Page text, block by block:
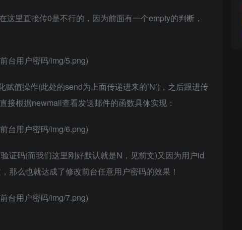
这里直接传0是不行的，因为前面有一个empty的判断，
台用户密码/img/5.png)
值操作(此处的send为上面传递进来的’N’)，之后跟进传
根据newmail查看发送邮件的函数具体实现：
台用户密码/img/6.png)
证码(而我们这里刚好默认就是N，见前文)又因为用户id
那么也就达成了修改前台任意用户密码的效果！
台用户密码/img/7.png)